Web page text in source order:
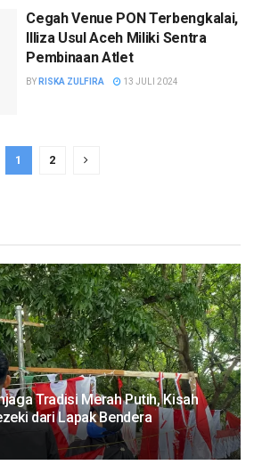
Cegah Venue PON Terbengkalai,
Illiza Usul Aceh Miliki Sentra
Pembinaan Atlet
BY RISKA ZULFIRA 13 JULI 2024
1 2
Tradisi Merah Putih, Kisah
dari Lapak Bendera